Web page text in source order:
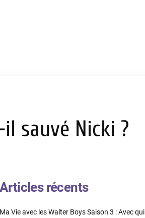
sauvé Nicki ?
Articles récents
Ma Vie avec les Walter Boys Saison 3 : Avec qui